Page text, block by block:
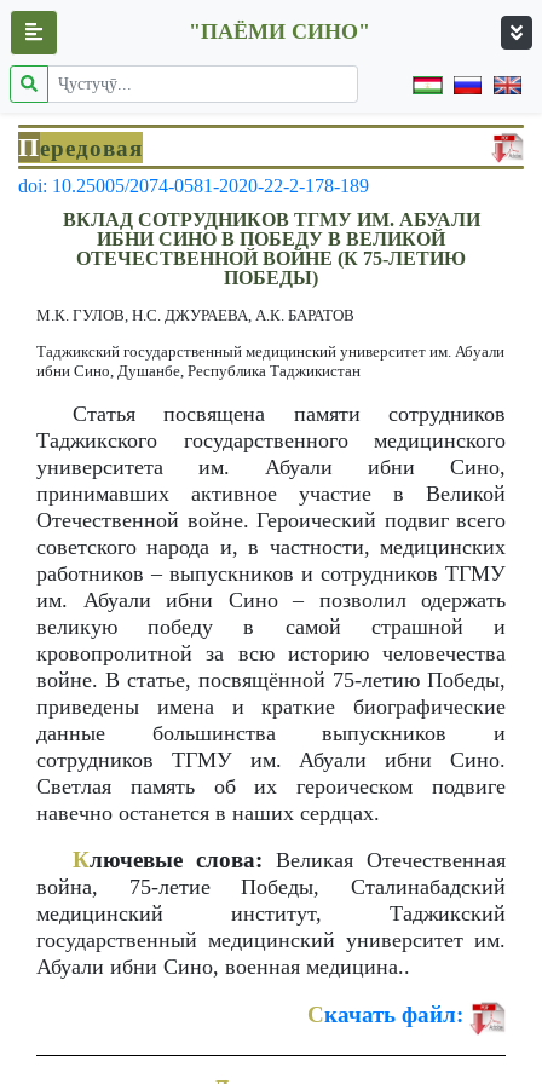
"ПАЁМИ СИНО"
Передовая
doi: 10.25005/2074-0581-2020-22-2-178-189
ВКЛАД СОТРУДНИКОВ ТГМУ ИМ. АБУАЛИ
ИБНИ СИНО В ПОБЕДУ В ВЕЛИКОЙ
ОТЕЧЕСТВЕННОЙ ВОЙНЕ (К 75-ЛЕТИЮ
ПОБЕДЫ)
М.К. ГУЛОВ, Н.С. ДЖУРАЕВА, А.К. БАРАТОВ
Таджикский государственный медицинский университет им. Абуали
ибни Сино, Душанбе, Республика Таджикистан
Статья посвящена памяти сотрудников
Таджикского государственного медицинского
университета им. Абуали ибни Сино,
принимавших активное участие в Великой
Отечественной войне. Героический подвиг всего
советского народа и, в частности, медицинских
работников – выпускников и сотрудников ТГМУ
им. Абуали ибни Сино – позволил одержать
великую победу в самой страшной и
кровопролитной за всю историю человечества
войне. В статье, посвящённой 75-летию Победы,
приведены имена и краткие биографические
данные большинства выпускников и
сотрудников ТГМУ им. Абуали ибни Сино.
Светлая память об их героическом подвиге
навечно останется в наших сердцах.
Ключевые слова: Великая Отечественная
война, 75-летие Победы, Сталинабадский
медицинский институт, Таджикский
государственный медицинский университет им.
Абуали ибни Сино, военная медицина..
Скачать файл: